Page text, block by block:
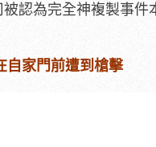
認為完全神複製事件
自家門前遭到槍擊